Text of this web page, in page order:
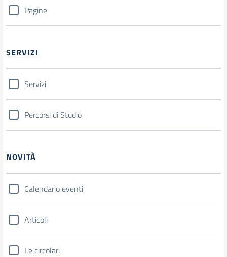
Pagine
SERVIZI
Servizi
Percorsi di Studio
NOVITÀ
Calendario eventi
Articoli
Le circolari